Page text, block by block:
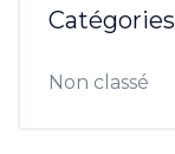
Catégories
Non classé